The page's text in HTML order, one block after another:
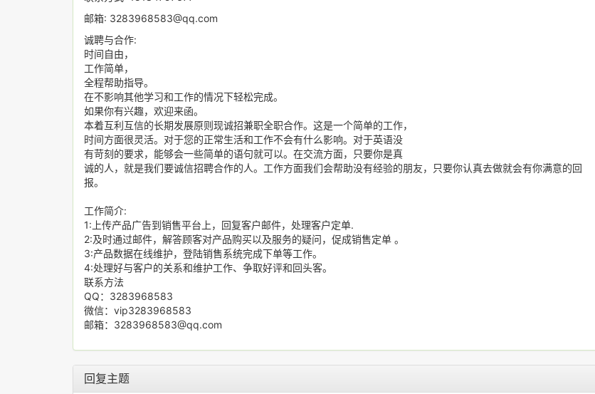
邮箱: 3283968583@qq.com
诚聘与合作:
时间自由，
工作简单，
全程帮助指导。
在不影响其他学习和工作的情况下轻松完成。
如果你有兴趣，欢迎来函。
本着互利互信的长期发展原则现诚招兼职全职合作。这是一个简单的工作，
时间方面很灵活。对于您的正常生活和工作不会有什么影响。对于英语没
有苛刻的要求，能够会一些简单的语句就可以。在交流方面，只要你是真
诚的人，就是我们要诚信招聘合作的人。工作方面我们会帮助没有经验的朋友，只要你认真去做就会有你满意的回
报。
工作简介:
1:上传产品广告到销售平台上，回复客户邮件，处理客户定单.
2:及时通过邮件，解答顾客对产品购买以及服务的疑问，促成销售定单 。
3:产品数据在线维护，登陆销售系统完成下单等工作。
4:处理好与客户的关系和维护工作、争取好评和回头客。
联系方法
QQ：3283968583
微信：vip3283968583
邮箱：3283968583@qq.com
回复主题